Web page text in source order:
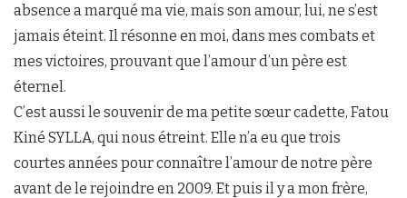
absence a marqué ma vie, mais son amour, lui, ne s’est
jamais éteint. Il résonne en moi, dans mes combats et
mes victoires, prouvant que l’amour d’un père est
éternel.
C’est aussi le souvenir de ma petite sœur cadette, Fatou
Kiné SYLLA, qui nous étreint. Elle n’a eu que trois
courtes années pour connaître l’amour de notre père
avant de le rejoindre en 2009. Et puis il y a mon frère,